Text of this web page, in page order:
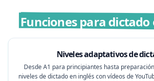
Funciones para dictado
Niveles adaptativos de
Desde A1 para principiantes hasta
niveles de dictado en inglés con vídeos de